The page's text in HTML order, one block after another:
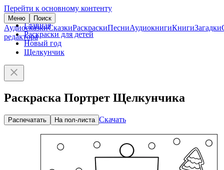
Перейти к основному контенту
Меню Поиск
АудиосказкиСказкиРаскраскиПесниАудиокнигиКнигиЗагадки
редактора
Главная
Раскраски для детей
Новый год
Щелкунчик
Раскраска Портрет Щелкунчика
Распечатать На пол-листа Скачать